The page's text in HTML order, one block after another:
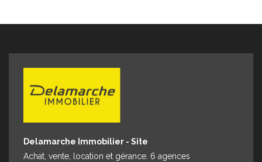
Delamarche Immobilier - Site
Achat, vente, location et gérance. 6 agences